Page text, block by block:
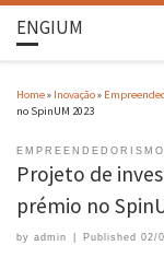
ENGIUM
Home» Inovação»
no SpinUM 2023
EMPREENDEDORISMO
Projeto de
prémio no
by admin Published 02/